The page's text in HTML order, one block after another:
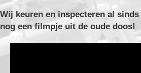
Wij keuren en inspecteren al
nog een filmpje uit de oude doos!